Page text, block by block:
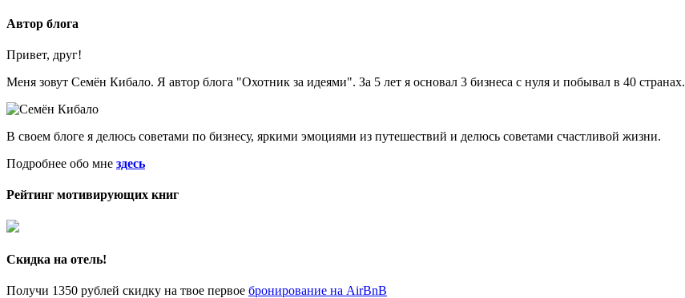
Автор блога
Привет, друг!
Меня зовут Семён Кибало. Я автор блога "Охотник за идеями". За 5 лет я основал 3 бизнеса с нуля и побывал в 40 странах.
В своем блоге я делюсь советами по бизнесу, яркими эмоциями из путешествий и делюсь советами счастливой жизни.
Подробнее обо мне здесь
Рейтинг мотивирующих книг
Скидка на отель!
Получи 1350 рублей скидку на твое первое бронирование на AirBnB